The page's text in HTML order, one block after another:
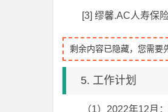
[3] 缪馨.AC人寿保
剩余内容已隐藏，您需要
5. 工作计划
（1）2022年12月